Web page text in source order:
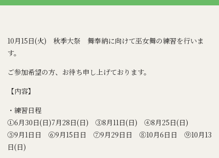
キ
10月15日(火) 秋季大祭 舞奉納に向けて巫女舞の練習を行いま
す。
ご参加希望の方、お待ち申し上げております。
【内容】
・練習日程
①6月30日(日)7月28日(日) ③8月11日(日) ④8月25日(日)
⑤9月1日日 ⑥9月15日日 ⑦9月29日日 ⑧10月6日日 ⑨10月13
日(日)